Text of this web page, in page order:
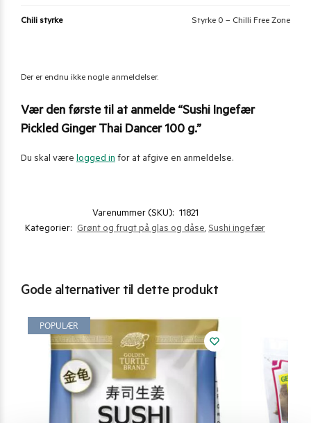
Chili styrke Styrke 0 – Chilli Free Zone
Der er endnu ikke nogle anmeldelser.
Vær den første til at anmelde “Sushi Ingefær
Pickled Ginger Thai Dancer 100 g.”
Du skal være logged in for at afgive en anmeldelse.
Varenummer (SKU): 11821
Kategorier: Grønt og frugt på glas og dåse, Sushi ingefær
Gode alternativer til dette produkt
POPULÆR